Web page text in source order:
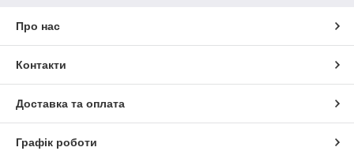
Про нас
Контакти
Доставка та оплата
Графік роботи